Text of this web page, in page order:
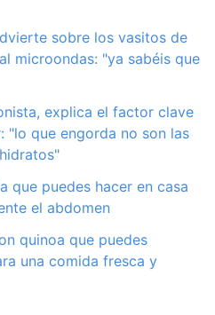
sobre los vasitos de
microondas: "ya sabéis que
explica el factor clave
"lo que engorda no son las
que puedes hacer en casa
el abdomen
quinoa que puedes
una comida fresca y